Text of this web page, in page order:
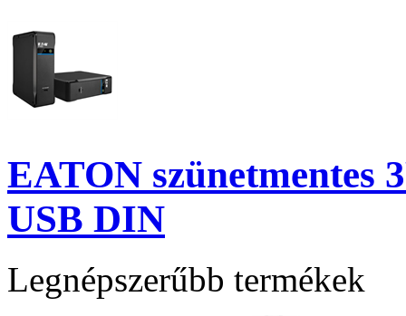
EATON szünetmentes
USB DIN
Legnépszerűbb termékek